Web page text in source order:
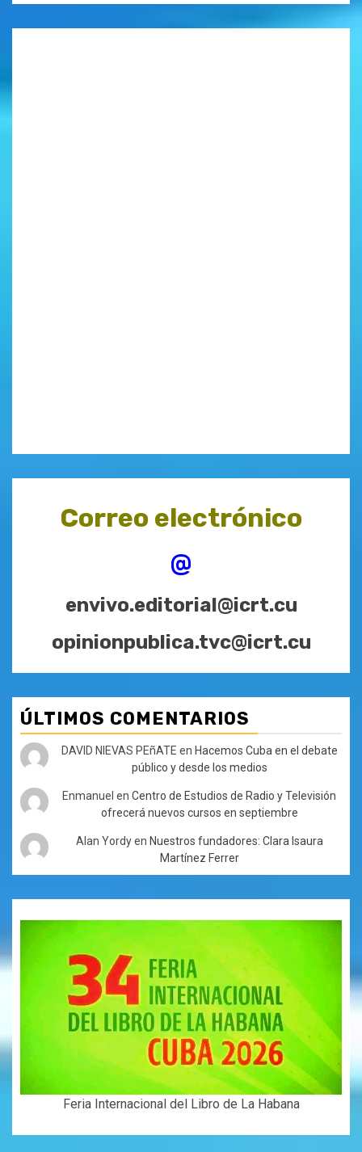
Correo electrónico
@
envivo.editorial@icrt.cu
opinionpublica.tvc@icrt.cu
ÚLTIMOS COMENTARIOS
DAVID NIEVAS PEñATE en Hacemos Cuba en el debate
público y desde los medios
Enmanuel enCentro de Estudios de Radio y Televisión
ofrecerá nuevos cursos en septiembre
Alan Yordyen Nuestros fundadores: Clara Isaura
Martínez Ferrer
Feria Internacional del Libro de La Habana